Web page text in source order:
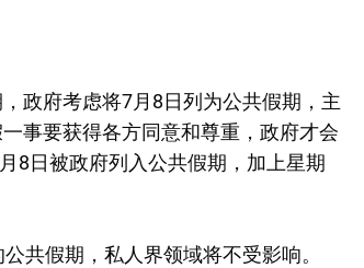
政府考虑将7月8日列为公共假期，主
事要获得各方同意和尊重，政府才会
8日被政府列入公共假期，加上星期
共假期，私人界领域将不受影响。